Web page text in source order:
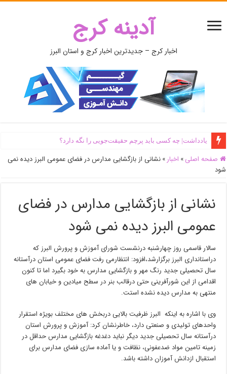
آدینه کرج
اخبار کرج – جدیدترین اخبار کرج و استان البرز
یادداشت| ‌چه کسی باید پرچم حقیقت‌جویی را نگه دارد؟
صفحه اصلی » اخبار » نشانی از بازگشایی مدارس در فضای عمومی البرز دیده نمی
شود
نشانی از بازگشایی مدارس در فضای
عمومی البرز دیده نمی شود
سالار قاسمی روز چهارشنبه درنشست شورای آموزش و پرورش البرز که
دراستانداری البرز برگزارشد،افزود: انتظارمی رفت فضای عمومی استان درآستانه
سال تحصیلی جدید رنگ مهر و بازگشایی مدارس به خود بگیرد اما تا کنون
اقدامی از این شورآفرینی حتی درقالب بنر در سطح میادین و خیابان های
منتهی به مدارس دیده نشده استت.
وی با اشاره به اینکه البرز ظرفیت بالایی دربخش های مختلف بویژه استقرار
واحدهای تولیدی و صنعتی دارد، خاطرنشان کرد: آموزش و پرورش استان
درآستانه سال تحصیلی جدید دیگر نباید دغدغه بازگشایی مدارس حداقل در
زمینه تامین مواد ضدعفونی، نظافت و یا آماده سازی فضای مدارس برای
استقبال ازدانش آموزان داشته باشد.